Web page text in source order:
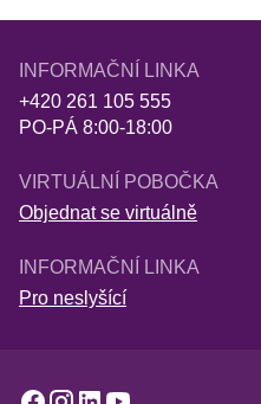
INFORMAČNÍ LINKA
+420 261 105 555
PO-PÁ 8:00-18:00
VIRTUÁLNÍ POBOČKA
Objednat se virtuálně
INFORMAČNÍ LINKA
Pro neslyšící